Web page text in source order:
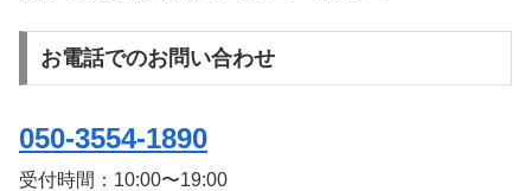
お電話でのお問い合わせ
050-3554-1890
受付時間： 10:00〜19:00